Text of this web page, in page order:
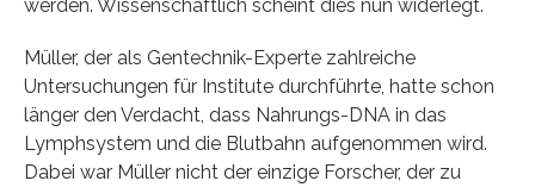
werden. Wissenschaftlich scheint dies nun widerlegt.
Müller, der als Gentechnik-Experte zahlreiche
Untersuchungen für Institute durchführte, hatte schon
länger den Verdacht, dass Nahrungs-DNA in das
Lymphsystem und die Blutbahn aufgenommen wird.
Dabei war Müller nicht der einzige Forscher, der zu